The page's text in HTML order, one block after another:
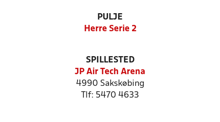
PULJE
Herre Serie 2
SPILLESTED
JP Air Tech Arena
4990 Sakskøbing
Tlf: 5470 4633